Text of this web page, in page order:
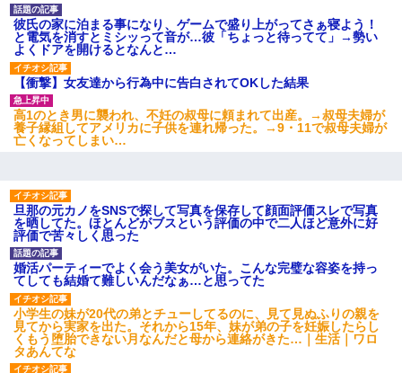
彼氏の家に泊まる事になり、ゲームで盛り上がってさぁ寝よう！
と電気を消すとミシッって音が…彼「ちょっと待ってて」→勢い
よくドアを開けるとなんと…
【衝撃】女友達から行為中に告白されてOKした結果
高1のとき男に襲われ、不妊の叔母に頼まれて出産。→叔母夫婦が
養子縁組してアメリカに子供を連れ帰った。→9・11で叔母夫婦が
亡くなってしまい…
旦那の元カノをSNSで探して写真を保存して顔面評価スレで写真
を晒してた。ほとんどがブスという評価の中で二人ほど意外に好
評価で苦々しく思った
婚活パーティーでよく会う美女がいた。こんな完璧な容姿を持っ
てしても結婚て難しいんだなぁ…と思ってた
小学生の妹が20代の弟とチューしてるのに、見て見ぬふりの親を
見てから実家を出た。それから15年、妹が弟の子を妊娠したらし
くもう堕胎できない月なんだと母から連絡がきた…｜生活｜ワロ
タあんてな